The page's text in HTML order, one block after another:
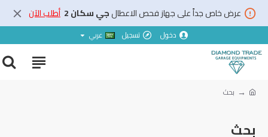
عرض خاص جداً على جهاز فحص الاعطالجي سكان 2 أطلب الآن
دخول تسجيل عربي
بحث
بحث